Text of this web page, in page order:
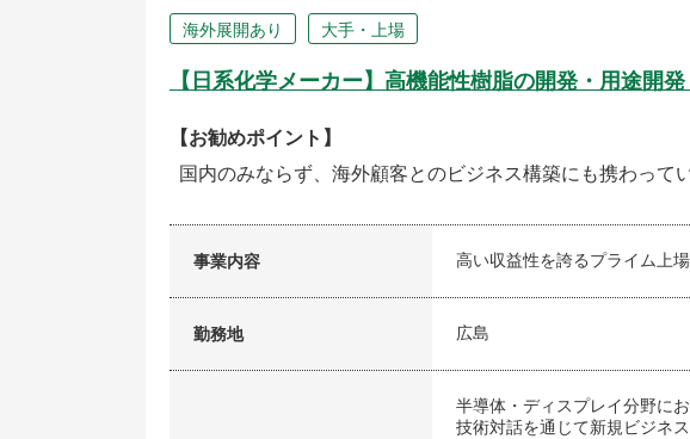
海外展開あり 大手・上場
【日系化学メーカー】高機能性樹脂の開発・用途開発
【お勧めポイント】
国内のみならず、海外顧客とのビジネス構築にも携わって
事業内容 高い収益性を誇るプライム上
勤務地 広島
半導体・ディスプレイ分野に
技術対話を通じて新規ビジネ